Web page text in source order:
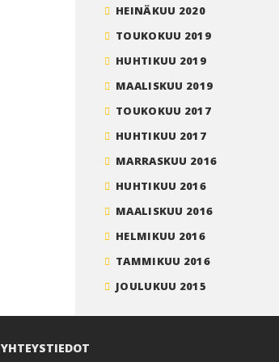
HEINÄKUU 2020
TOUKOKUU 2019
HUHTIKUU 2019
MAALISKUU 2019
TOUKOKUU 2017
HUHTIKUU 2017
MARRASKUU 2016
HUHTIKUU 2016
MAALISKUU 2016
HELMIKUU 2016
TAMMIKUU 2016
JOULUKUU 2015
YHTEYSTIEDOT